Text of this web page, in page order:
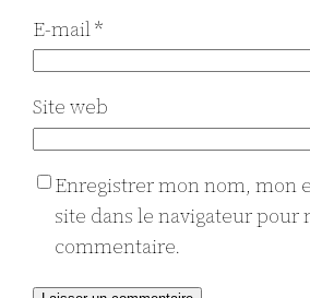
E-mail*
Site web
Enregistrer mon nom, mon
site dans le navigateur pour
commentaire.